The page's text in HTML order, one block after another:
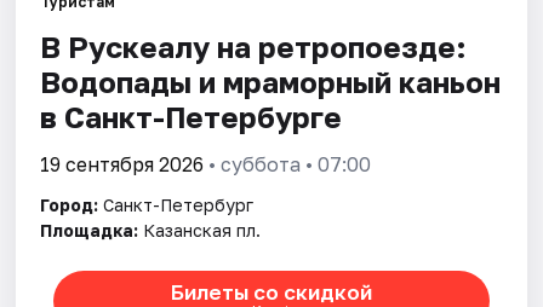
В Рускеалу на ретропоезде:
Водопады и мраморный каньон
в Санкт-Петербурге
19 сентября 2026 • суббота • 07:00
Город: Санкт-Петербург
Площадка: Казанская пл.
Билеты со скидкой